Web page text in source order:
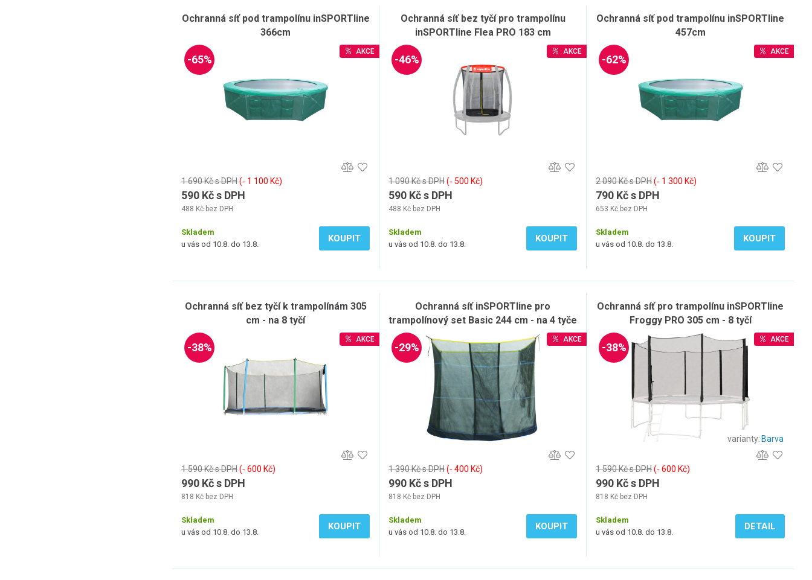
Ochranná síť pod trampolínu inSPORTline
366cm
AKCE
-65%
1 690 Kč s DPH(‐ 1 100 Kč)
590 Kč s DPH
488 Kč bez DPH
Skladem
u vás od 10.8. do 13.8.
KOUPIT
Ochranná síť bez tyčí pro trampolínu
inSPORTline Flea PRO 183 cm
AKCE
-46%
1 090 Kč s DPH(‐ 500 Kč)
590 Kč s DPH
488 Kč bez DPH
Skladem
u vás od 10.8. do 13.8.
KOUPIT
Ochranná síť pod trampolínu inSPORTline
457cm
AKCE
-62%
2 090 Kč s DPH(‐ 1 300 Kč)
790 Kč s DPH
653 Kč bez DPH
Skladem
u vás od 10.8. do 13.8.
KOUPIT
Ochranná síť bez tyčí k trampolínám 305
cm - na 8 tyčí
AKCE
-38%
1 590 Kč s DPH(‐ 600 Kč)
990 Kč s DPH
818 Kč bez DPH
Skladem
u vás od 10.8. do 13.8.
KOUPIT
Ochranná síť inSPORTline pro
trampolínový set Basic 244 cm - na 4 tyče
AKCE
-29%
1 390 Kč s DPH(‐ 400 Kč)
990 Kč s DPH
818 Kč bez DPH
Skladem
u vás od 10.8. do 13.8.
KOUPIT
Ochranná síť pro trampolínu inSPORTline
Froggy PRO 305 cm - 8 tyčí
AKCE
-38%
varianty: Barva
1 590 Kč s DPH(‐ 600 Kč)
990 Kč s DPH
818 Kč bez DPH
Skladem
u vás od 10.8. do 13.8.
DETAIL